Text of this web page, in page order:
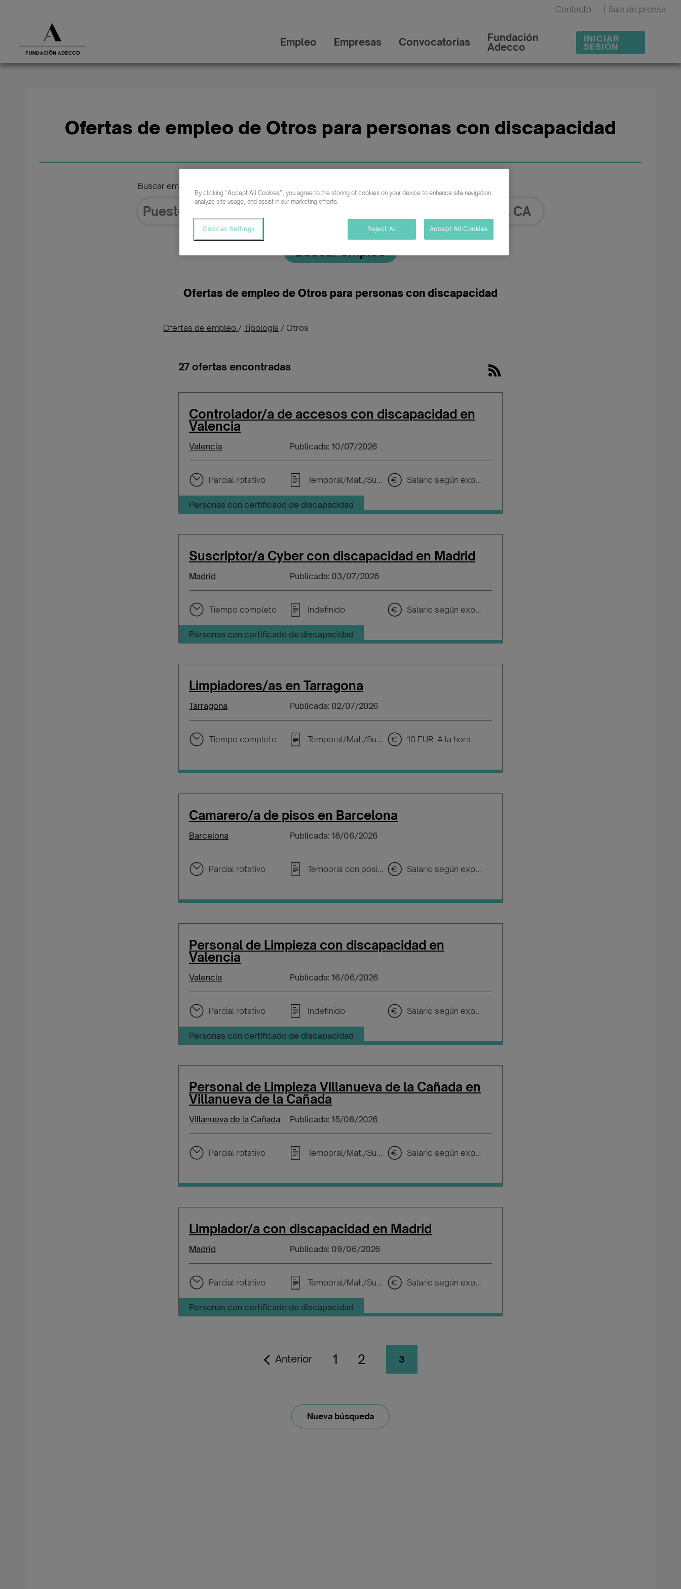
Contacto Sala de prensa
Empleo Empresas Convocatorias Fundación
Adecco
INICIAR
SESIÓN
Ofertas de empleo de Otros para personas con discapacidad
Buscar empleo de
Buscar empleo
Ofertas de empleo de Otros para personas con discapacidad
Ofertas de empleo / Tipología / Otros
27 ofertas encontradas
Controlador/a de accesos con discapacidad en
Valencia
Valencia Publicada: 10/07/2026
Parcial rotativo Temporal/Mat./Sustitución/... Salario según experiencia
Personas con certificado de discapacidad
Suscriptor/a Cyber con discapacidad en Madrid
Madrid Publicada: 03/07/2026
Tiempo completo Indefinido Salario según experiencia
Personas con certificado de discapacidad
Limpiadores/as en Tarragona
Tarragona Publicada: 02/07/2026
Tiempo completo Temporal/Mat./Sustitución/... 10 EUR A la hora
Camarero/a de pisos en Barcelona
Barcelona Publicada: 18/06/2026
Parcial rotativo Temporal con posibilidad de incorporarse a plantilla Salario según experiencia
Personal de Limpieza con discapacidad en
Valencia
Valencia Publicada: 16/06/2026
Parcial rotativo Indefinido Salario según experiencia
Personas con certificado de discapacidad
Personal de Limpieza Villanueva de la Cañada en
Villanueva de la Cañada
Villanueva de la Cañada Publicada: 15/06/2026
Parcial rotativo Temporal/Mat./Sustitución/... Salario según experiencia
Limpiador/a con discapacidad en Madrid
Madrid Publicada: 09/06/2026
Parcial rotativo Temporal/Mat./Sustitución/... Salario según experiencia
Personas con certificado de discapacidad
Anterior 1 2 3
Nueva búsqueda
By clicking “Accept All Cookies”, you agree to the storing of cookies on your device to enhance site navigation,
analyze site usage, and assist in our marketing efforts.
Cookies Settings Reject All Accept All Cookies